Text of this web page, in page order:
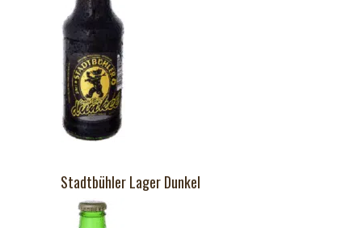
Stadtbühler Lager Dunkel